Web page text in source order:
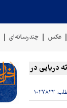
عکس چندرسانه‌ای
در سواحل عمان
۱۰۲۷۸۲۲